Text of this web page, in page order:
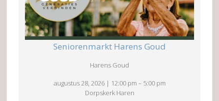
Seniorenmarkt Harens Goud
Harens Goud
augustus 28, 2026 | 12:00 pm – 5:00 pm
Dorpskerk Haren